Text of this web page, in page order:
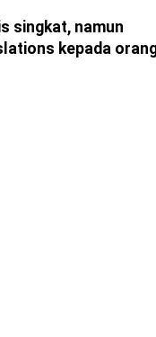
singkat, namun
kepada